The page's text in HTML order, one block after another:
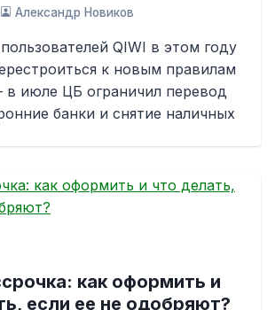
Александр Новиков
QIWI в этом году
к новым правилам
июле ЦБ ограничил перевод
банки и снятие наличных
как оформить и
если ее не одобряют?